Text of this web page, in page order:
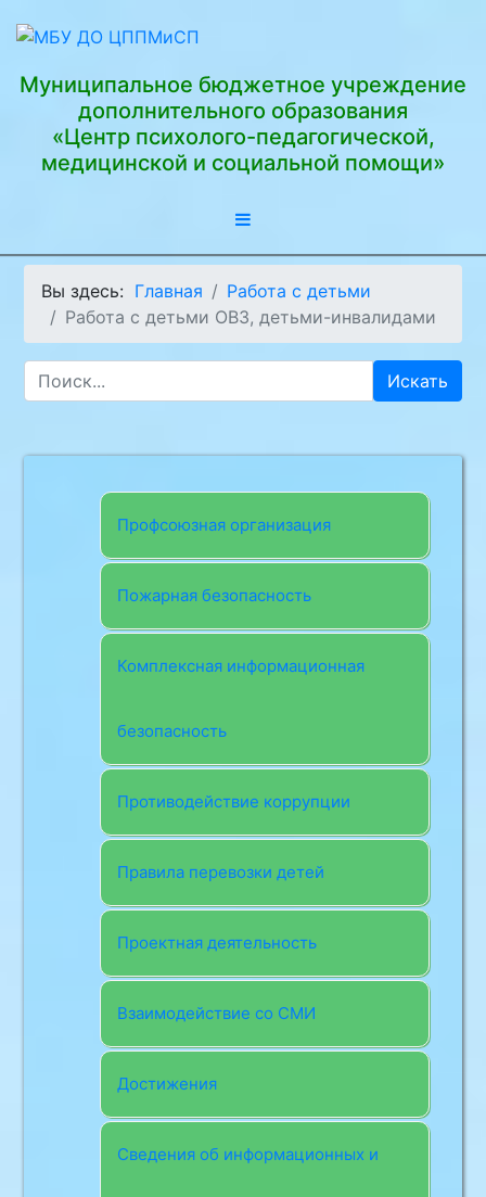
Муниципальное бюджетное учреждение
дополнительного образования
«Центр психолого-педагогической,
медицинской и социальной помощи»
Вы здесь: Главная
Работа с детьми
Работа с детьми ОВЗ, детьми-инвалидами
Искать
Профсоюзная организация
Пожарная безопасность
Комплексная информационная
безопасность
Противодействие коррупции
Правила перевозки детей
Проектная деятельность
Взаимодействие со СМИ
Достижения
Сведения об информационных и